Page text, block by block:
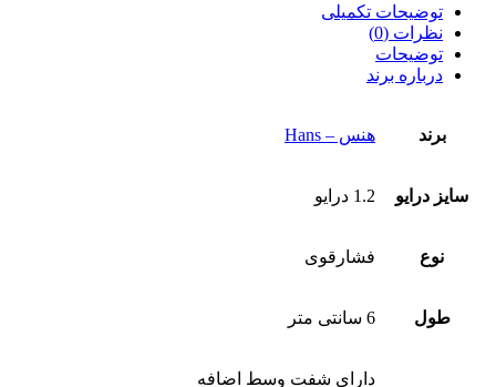
توضیحات تکمیلی
نظرات (0)
توضیحات
درباره برند
برند هنس – Hans
سایز درایو 1.2 درایو
نوع فشارقوی
طول 6 سانتی متر
دارای شفت وسط اضافه